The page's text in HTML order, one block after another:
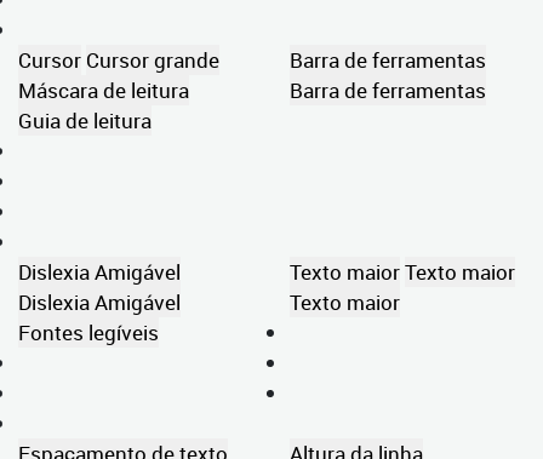
Cursor Cursor grande
Máscara de leitura
Guia de leitura
Barra de ferramentas
Barra de ferramentas
Dislexia Amigável
Dislexia Amigável
Fontes legíveis
Texto maiorTexto maior
Texto maior